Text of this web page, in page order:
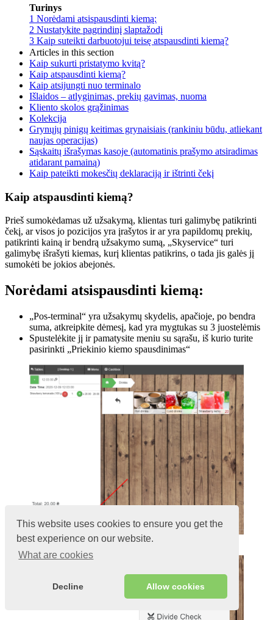
This website uses cookies to ensure you get the
best experience on our website.
What are cookies
Decline Allow cookies
Turinys
1 Norėdami atsispausdinti kiemą:
2 Nustatykite pagrindinį slaptažodį
3 Kaip suteikti darbuotojui teisę atspausdinti kiemą?
Articles in this section
Kaip sukurti pristatymo kvitą?
Kaip atspausdinti kiemą?
Kaip atsijungti nuo terminalo
Išlaidos – atlyginimas, prekių gavimas, nuoma
Kliento skolos grąžinimas
Kolekcija
Grynųjų pinigų keitimas grynaisiais (rankiniu būdu, atliekant
naujas operacijas)
Sąskaitų išrašymas kasoje (automatinis prašymo atsiradimas
atidarant pamainą)
Kaip pateikti mokesčių deklaraciją ir ištrinti čekį
Kaip atspausdinti kiemą?
Prieš sumokėdamas už užsakymą, klientas turi galimybę patikrinti
čekį, ar visos jo pozicijos yra įrašytos ir ar yra papildomų prekių,
patikrinti kainą ir bendrą užsakymo sumą, „Skyservice“ turi
galimybę išrašyti kiemas, kurį klientas patikrins, o tada jis galės jį
sumokėti be jokios abejonės.
Norėdami atsispausdinti kiemą:
„Pos-terminal“ yra užsakymų skydelis, apačioje, po bendra
suma, atkreipkite dėmesį, kad yra mygtukas su 3 juostelėmis
Spustelėkite jį ir pamatysite meniu su sąrašu, iš kurio turite
pasirinkti „Priekinio kiemo spausdinimas“
Presses 3 strips